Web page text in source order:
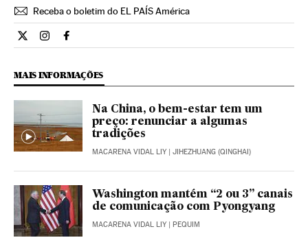
Receba o boletim do EL PAÍS América
Internacional El País Brasil en Twitter
Internacional El País Brasil en Instagram
Internacional El País Brasil en Facebook
MAIS INFORMAÇÕES
Na China, o bem-estar tem um
preço: renunciar a algumas
tradições
MACARENA VIDAL LIY | JIHEZHUANG (QINGHAI)
Washington mantém “2 ou 3” canais
de comunicação com Pyongyang
MACARENA VIDAL LIY | PEQUIM